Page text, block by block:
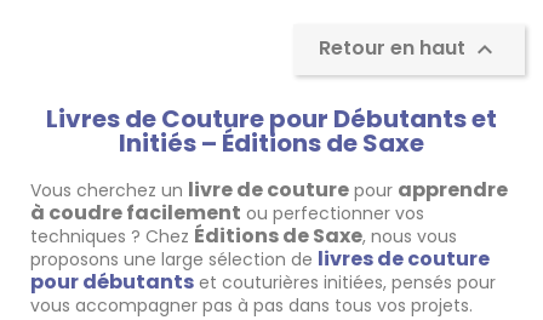
Retour en haut 
Livres de Couture pour Débutants et
Initiés – Éditions de Saxe
Vous cherchez un livre de couture pour apprendre
à coudre facilement ou perfectionner vos
techniques ? Chez Éditions de Saxe, nous vous
proposons une large sélection de livres de couture
pour débutants et couturières initiées, pensés pour
vous accompagner pas à pas dans tous vos projets.